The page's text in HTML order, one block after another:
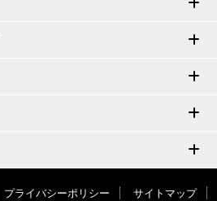
プライバシーポリシー サイトマップ